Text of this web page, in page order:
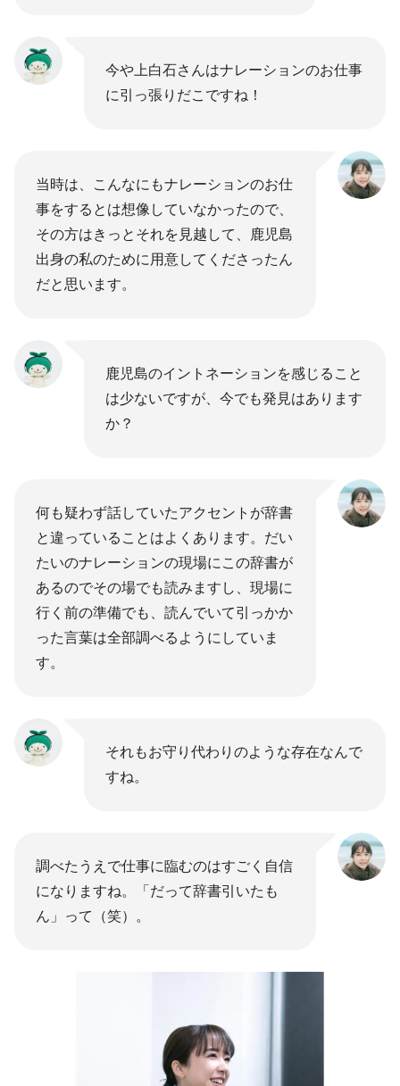
今や上白石さんはナレーションのお仕事
に引っ張りだこですね！
当時は、こんなにもナレーションのお仕
事をするとは想像していなかったので、
その方はきっとそれを見越して、鹿児島
出身の私のために用意してくださったん
だと思います。
鹿児島のイントネーションを感じること
は少ないですが、今でも発見はあります
か？
何も疑わず話していたアクセントが辞書
と違っていることはよくあります。だい
たいのナレーションの現場にこの辞書が
あるのでその場でも読みますし、現場に
行く前の準備でも、読んでいて引っかか
った言葉は全部調べるようにしていま
す。
それもお守り代わりのような存在なんで
すね。
調べたうえで仕事に臨むのはすごく自信
になりますね。「だって辞書引いたも
ん」って（笑）。